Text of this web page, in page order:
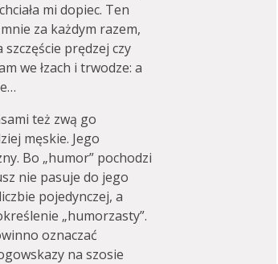
mi dopiec. Ten
za każdym razem,
szczęście prędzej czy
we łzach i trwodze: a
też zwą go
męskie. Jego
Bo „humor” pochodzi
nie pasuje do jego
pojedynczej, a
„humorzasty”.
oznaczać
na szosie